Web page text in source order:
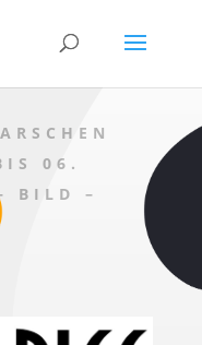
06.
BILD –